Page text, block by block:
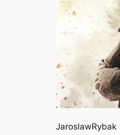
JaroslawRybak